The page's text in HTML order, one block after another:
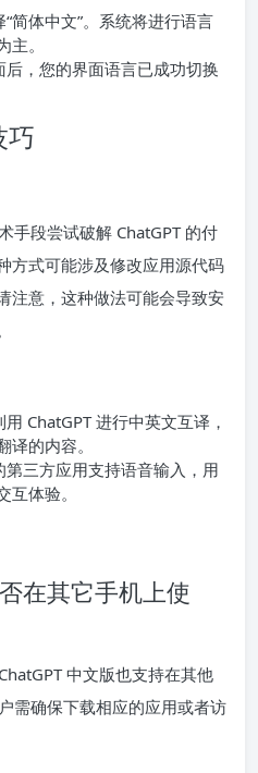
“简体中文”。系统将进行语言
。
后，您的界面语言已成功切换
巧
手段尝试破解 ChatGPT 的付
方式可能涉及修改应用源代码
注意，这种做法可能会导致安
用 ChatGPT 进行中英文互译，
的内容。
第三方应用支持语音输入，用
体验。
在其它手机上使
中文版也支持在其他
需确保下载相应的应用或者访